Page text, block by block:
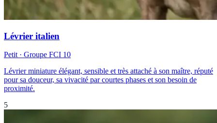
Lévrier italien
Petit· Groupe FCI 10
Lévrier miniature élégant, sensible et très attaché à son maître, réputé
pour sa douceur, sa vivacité par courtes phases et son besoin de
proximité.
5